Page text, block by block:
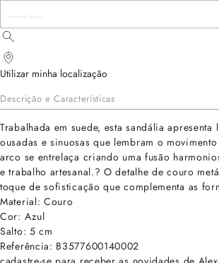
Utilizar minha localização
Descrição e Características
Trabalhada em suede, esta sandália apresenta
ousadas e sinuosas que lembram o
arco se entrelaça criando uma fusão
e trabalho artesanal.? O detalhe de couro
toque de sofisticação que complementa as
Material: Couro
Cor: Azul
Salto: 5 cm
Referência: B3577600140002